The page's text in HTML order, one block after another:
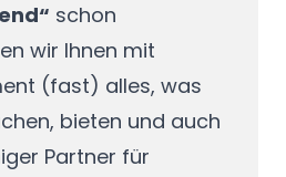
schon
wir Ihnen mit
(fast) alles, was
bieten und auch
Partner für